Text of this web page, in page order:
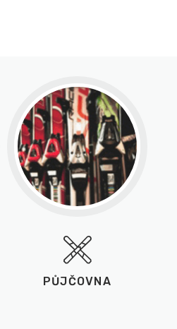
PŮJČOVNA